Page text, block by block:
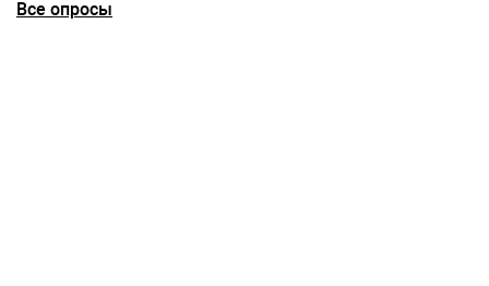
Все опросы